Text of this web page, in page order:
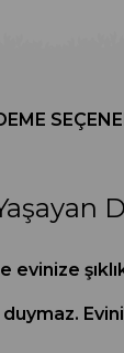
evinize